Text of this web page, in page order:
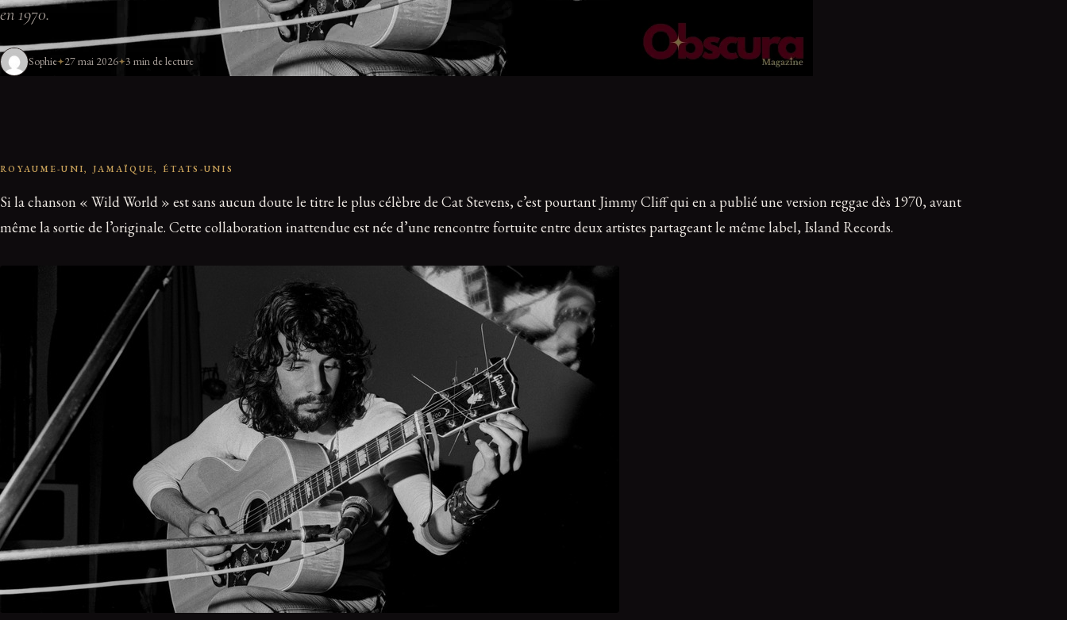
en 1970.
Sophie 27 mai 2026 3 min de lecture
ROYAUME-UNI, JAMAÏQUE, ÉTATS-UNIS
Si la chanson « Wild World » est sans aucun doute le titre le plus célèbre de Cat Stevens, c’est pourtant Jimmy Cliff qui en a publié une version reggae dès 1970, avant
même la sortie de l’originale. Cette collaboration inattendue est née d’une rencontre fortuite entre deux artistes partageant le même label, Island Records.